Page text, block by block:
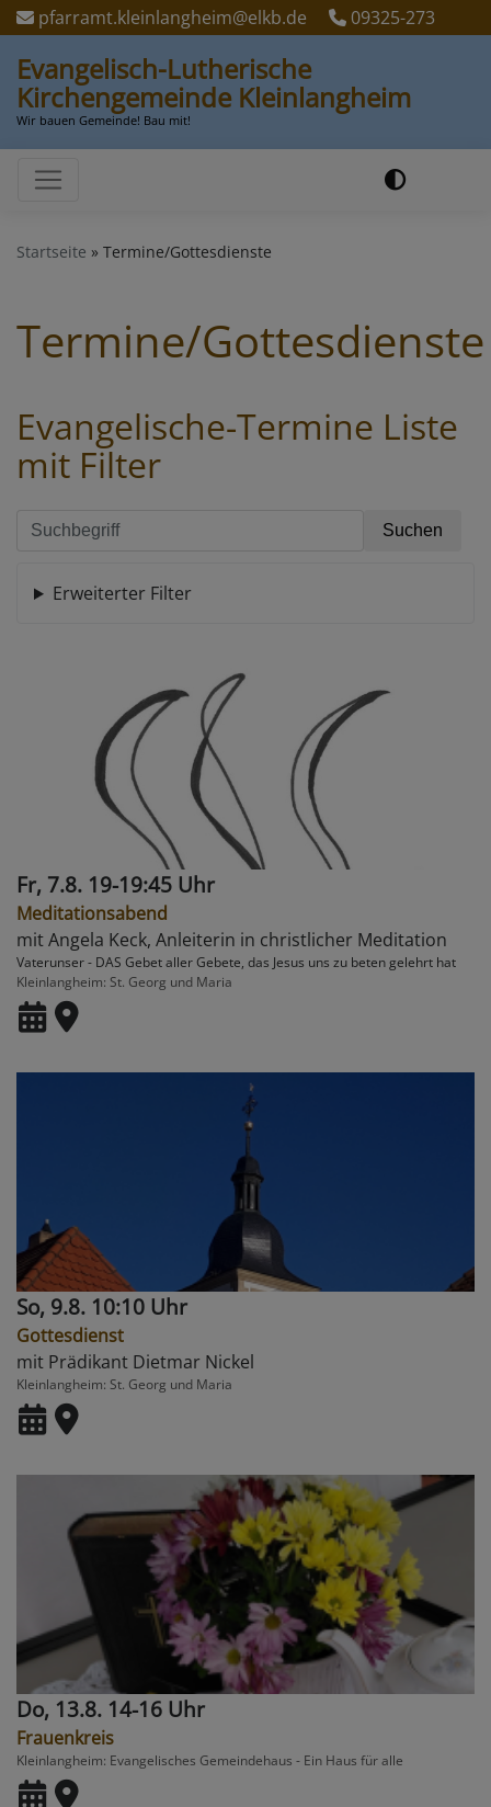
Direkt
zum
Inhalt
pfarramt.kleinlangheim@elkb.de 09325-273
Evangelisch-Lutherische
Kirchengemeinde Kleinlangheim
Wir bauen Gemeinde! Bau mit!
Hauptnavigation
Startseite Termine/Gottesdienste
Termine/Gottesdienste
Evangelische-Termine Liste
mit Filter
Erweiterter Filter
Fr, 7.8. 19-19:45 Uhr
Meditationsabend
mit Angela Keck, Anleiterin in christlicher Meditation
Vaterunser - DAS Gebet aller Gebete, das Jesus uns zu beten gelehrt hat
Kleinlangheim St. Georg und Maria
So, 9.8. 10:10 Uhr
Gottesdienst
mit Prädikant Dietmar Nickel
Kleinlangheim St. Georg und Maria
Do, 13.8. 14-16 Uhr
Frauenkreis
Kleinlangheim Evangelisches Gemeindehaus - Ein Haus für alle